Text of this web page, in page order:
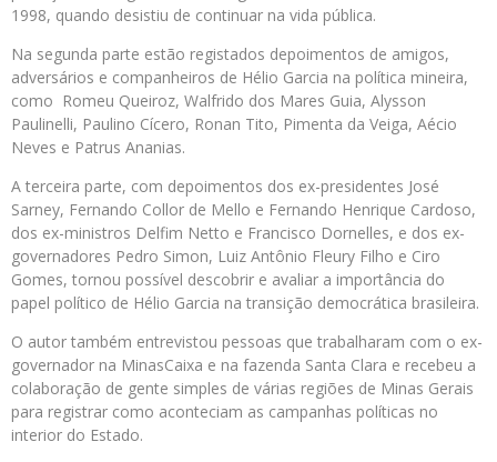
1998, quando desistiu de continuar na vida pública.
Na segunda parte estão registados depoimentos de amigos,
adversários e companheiros de Hélio Garcia na política mineira,
como Romeu Queiroz, Walfrido dos Mares Guia, Alysson
Paulinelli, Paulino Cícero, Ronan Tito, Pimenta da Veiga, Aécio
Neves e Patrus Ananias.
A terceira parte, com depoimentos dos ex-presidentes José
Sarney, Fernando Collor de Mello e Fernando Henrique Cardoso,
dos ex-ministros Delfim Netto e Francisco Dornelles, e dos ex-
governadores Pedro Simon, Luiz Antônio Fleury Filho e Ciro
Gomes, tornou possível descobrir e avaliar a importância do
papel político de Hélio Garcia na transição democrática brasileira.
O autor também entrevistou pessoas que trabalharam com o ex-
governador na MinasCaixa e na fazenda Santa Clara e recebeu a
colaboração de gente simples de várias regiões de Minas Gerais
para registrar como aconteciam as campanhas políticas no
interior do Estado.